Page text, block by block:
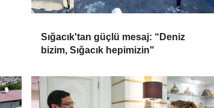
Sığacık'tan güçlü mesaj: “Deniz
bizim, Sığacık hepimizin"